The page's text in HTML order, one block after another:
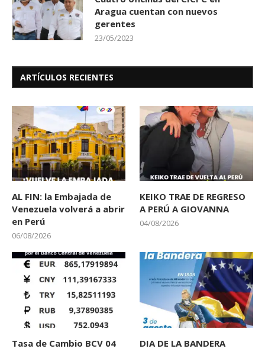
Aragua cuentan con nuevos
gerentes
23/05/2023
ARTÍCULOS RECIENTES
AL FIN: la Embajada de
Venezuela volverá a abrir
en Perú
06/08/2026
KEIKO TRAE DE REGRESO
A PERÚ A GIOVANNA
04/08/2026
Tasa de Cambio BCV 04
DIA DE LA BANDERA